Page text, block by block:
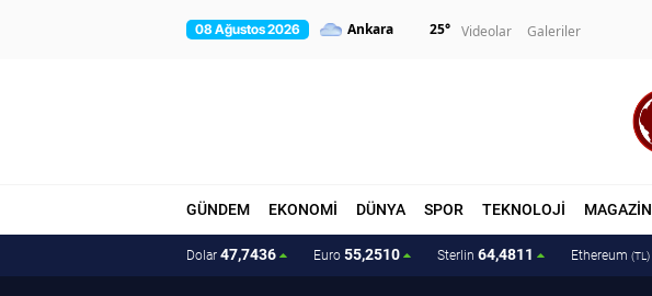
08 Ağustos 2026 25° Videolar Galeriler
GÜNDEM EKONOMİ DÜNYA SPOR TEKNOLOJİ MAGAZİN
Dolar 47,7436 Euro 55,2510 Sterlin 64,4811 Ethereum (TL)